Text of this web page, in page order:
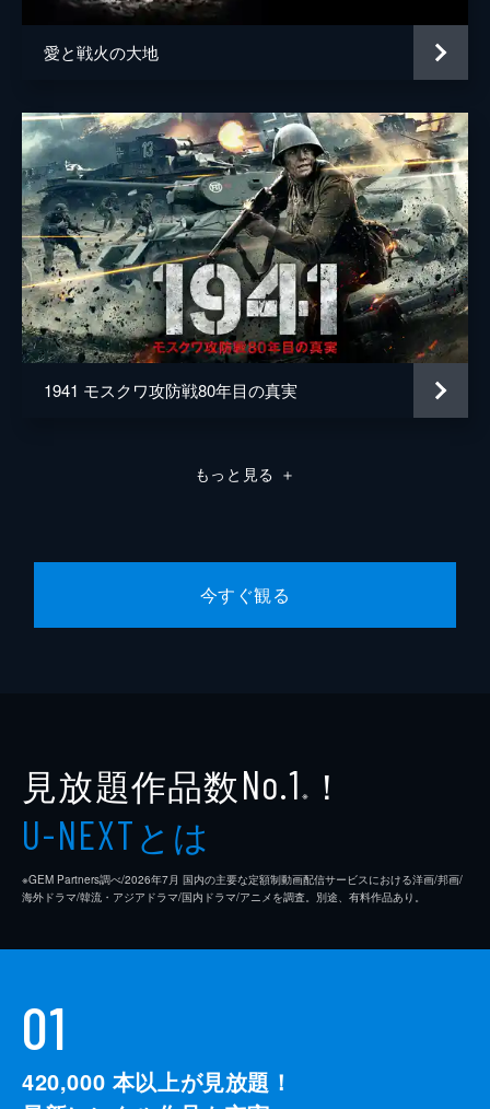
愛と戦火の大地
1941 モスクワ攻防戦80年目の真実
もっと見る ＋
今すぐ観る
見放題作品数No.1 ※ ！
U-NEXTとは
※GEM Partners調べ/2026年7⽉ 国内の主要な定額制動画配信サービスにおける洋画/邦画/
海外ドラマ/韓流・アジアドラマ/国内ドラマ/アニメを調査。別途、有料作品あり。
01
420,000 本以上が見放題！